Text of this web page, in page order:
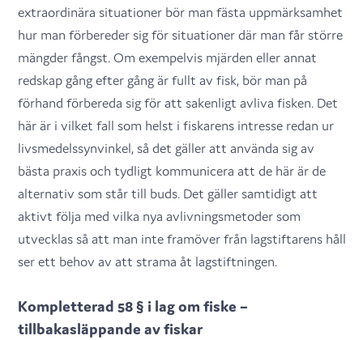
extraordinära situationer bör man fästa uppmärksamhet
hur man förbereder sig för situationer där man får större
mängder fångst. Om exempelvis mjärden eller annat
redskap gång efter gång är fullt av fisk, bör man på
förhand förbereda sig för att sakenligt avliva fisken. Det
här är i vilket fall som helst i fiskarens intresse redan ur
livsmedelssynvinkel, så det gäller att använda sig av
bästa praxis och tydligt kommunicera att de här är de
alternativ som står till buds. Det gäller samtidigt att
aktivt följa med vilka nya avlivningsmetoder som
utvecklas så att man inte framöver från lagstiftarens håll
ser ett behov av att strama åt lagstiftningen.
Kompletterad 58 § i lag om fiske –
tillbakasläppande av fiskar